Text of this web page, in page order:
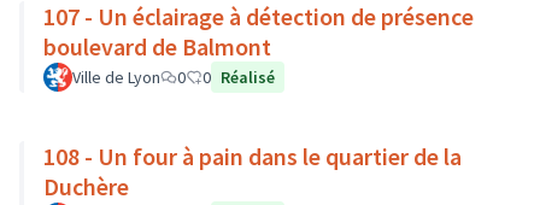
107 - Un éclairage à détection de présence
boulevard de Balmont
Ville de Lyon 0 0 Réalisé
108 - Un four à pain dans le quartier de la
Duchère